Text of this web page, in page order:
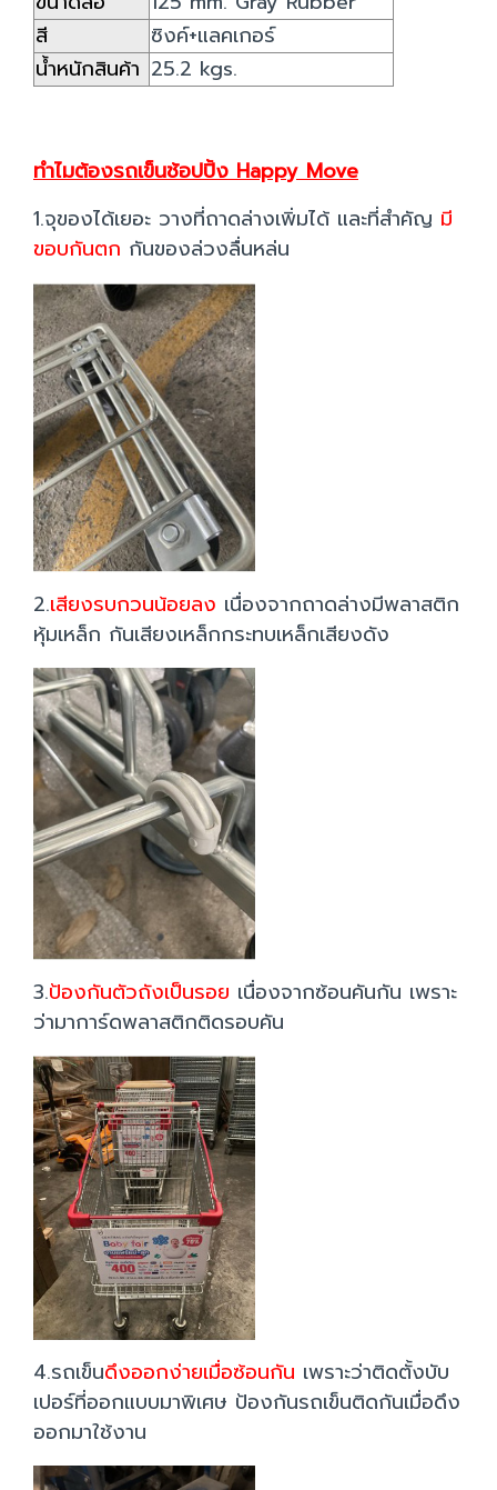
สี
ซิงค์+แลคเกอร์
น้ำหนักสินค้า 25.2 kgs.
ทำไมต้องรถเข็นช้อปปิ้ง Happy Move
1.จุของได้เยอะ วางที่ถาดล่างเพิ่มได้ และที่สำคัญ มี
ขอบกันตก กันของล่วงลื่นหล่น
2.เสียงรบกวนน้อยลง เนื่องจากถาดล่างมีพลาสติก
หุ้มเหล็ก กันเสียงเหล็กกระทบเหล็กเสียงดัง
3.ป้องกันตัวถังเป็นรอย เนื่องจากซ้อนคันกัน เพราะ
ว่ามาการ์ดพลาสติกติดรอบคัน
4.รถเข็นดึงออกง่ายเมื่อซ้อนกัน เพราะว่าติดตั้งบับ
เปอร์ที่ออกแบบมาพิเศษ ป้องกันรถเข็นติดกันเมื่อดึง
ออกมาใช้งาน